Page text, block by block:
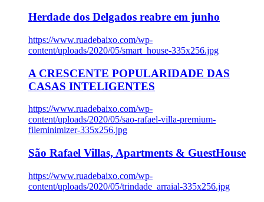
Herdade dos Delgados reabre em junho
https://www.ruadebaixo.com/wp-
content/uploads/2020/05/smart_house-335x256.jpg
A CRESCENTE POPULARIDADE DAS
CASAS INTELIGENTES
https://www.ruadebaixo.com/wp-
content/uploads/2020/05/sao-rafael-villa-premium-
fileminimizer-335x256.jpg
São Rafael Villas, Apartments & GuestHouse
https://www.ruadebaixo.com/wp-
content/uploads/2020/05/trindade_arraial-335x256.jpg